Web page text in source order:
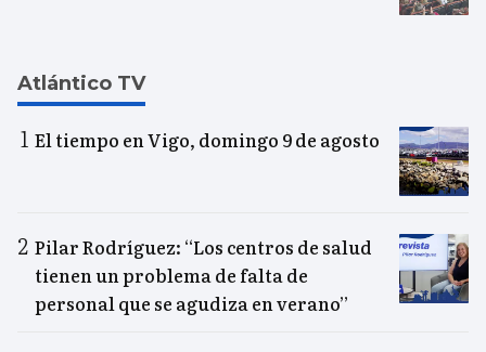
Atlántico TV
El tiempo en Vigo, domingo 9 de agosto
Pilar Rodríguez: “Los centros de salud
tienen un problema de falta de
personal que se agudiza en verano”